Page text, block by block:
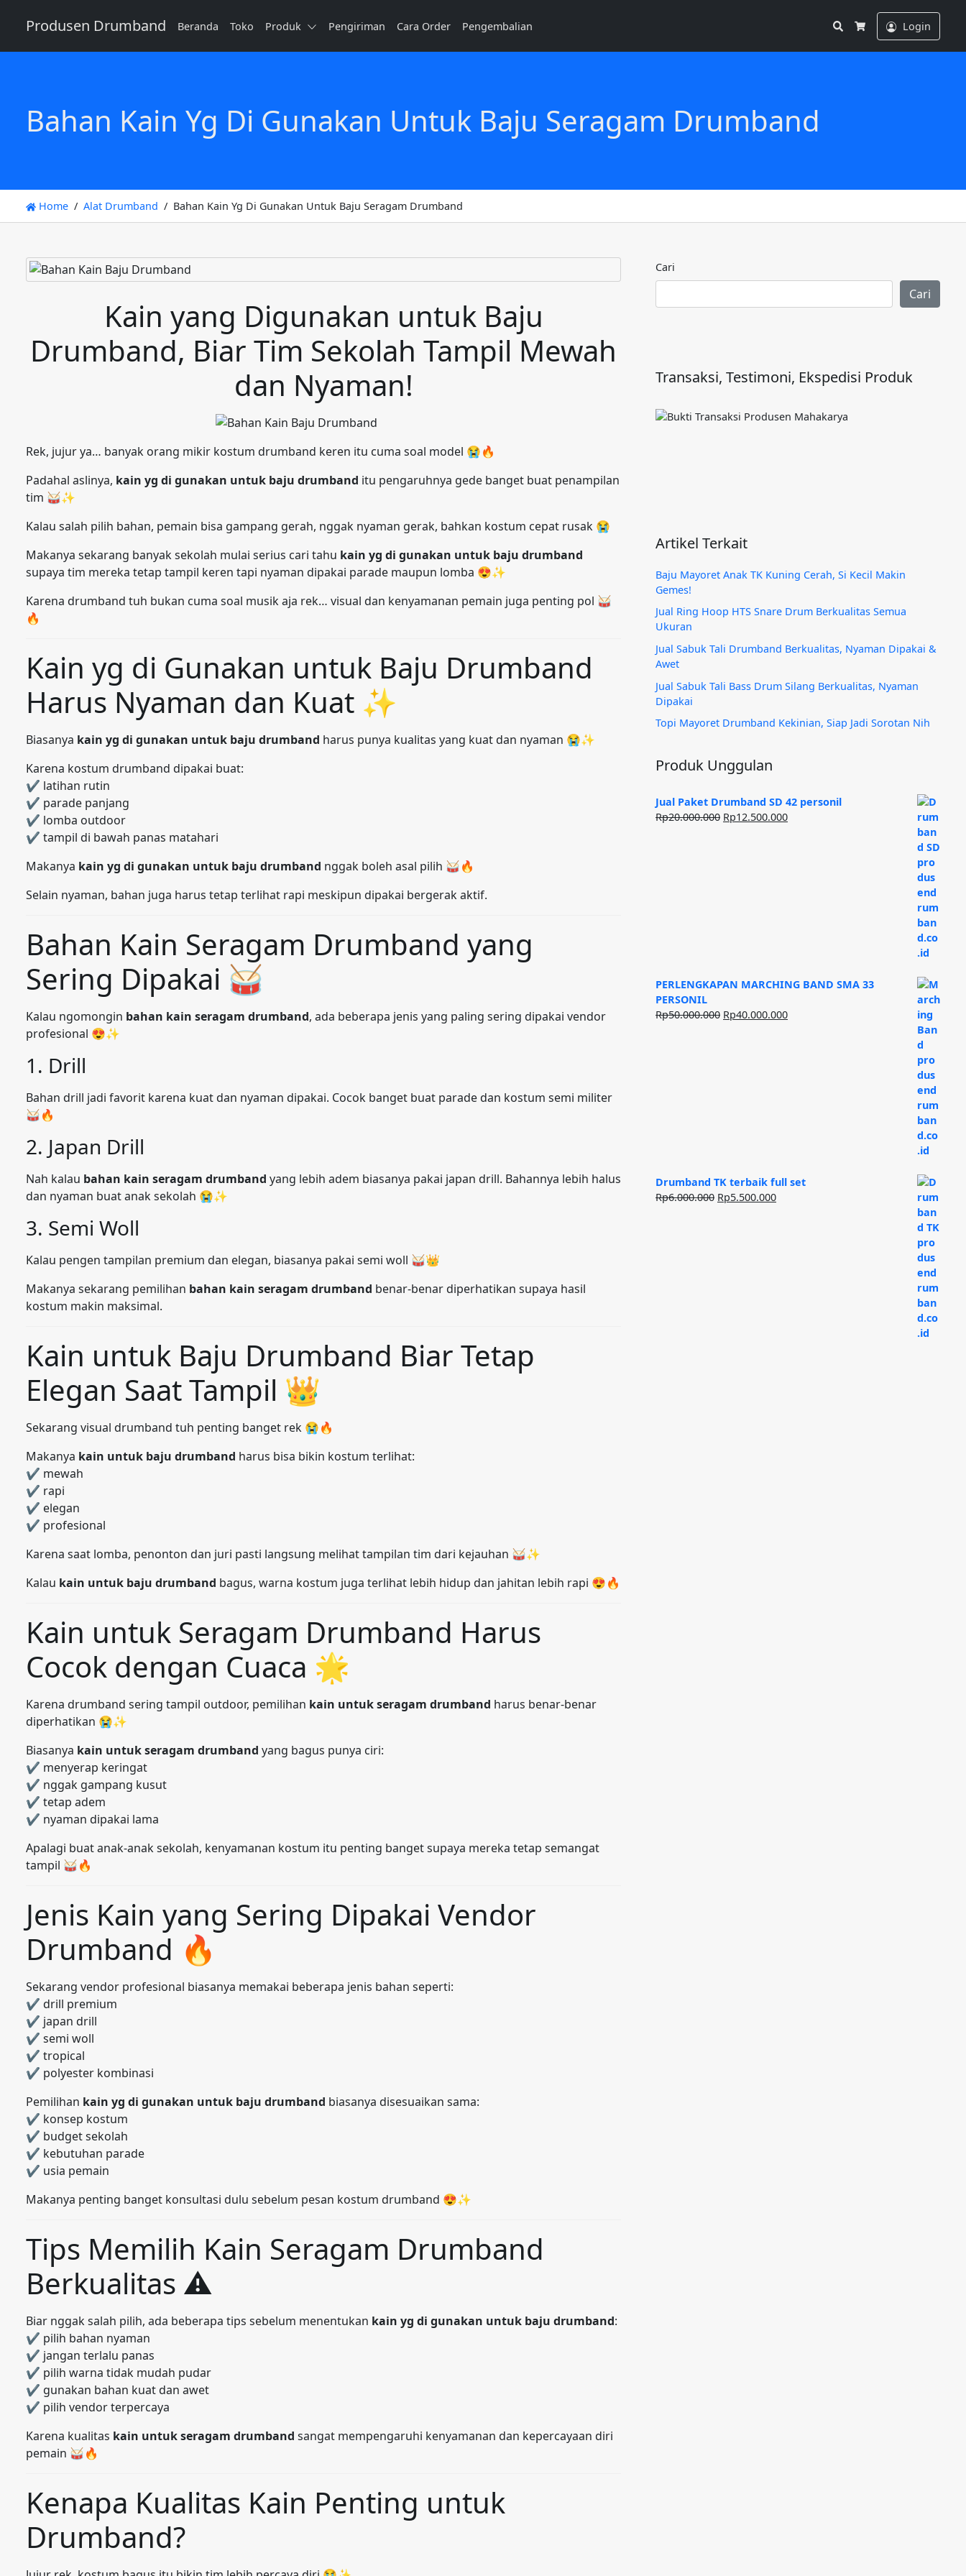
Produsen Drumband Beranda Toko Produk Pengiriman Cara Order Pengembalian
Search
Cart
Login
Bahan Kain Yg Di Gunakan Untuk Baju Seragam Drumband
Home Alat Drumband Bahan Kain Yg Di Gunakan Untuk Baju Seragam Drumband
Kain yang Digunakan untuk Baju
Drumband, Biar Tim Sekolah Tampil Mewah
dan Nyaman!
Rek, jujur ya… banyak orang mikir kostum drumband keren itu cuma soal model 😭🔥
Padahal aslinya, kain yg di gunakan untuk baju drumband itu pengaruhnya gede banget buat penampilan
tim 🥁✨
Kalau salah pilih bahan, pemain bisa gampang gerah, nggak nyaman gerak, bahkan kostum cepat rusak 😭
Makanya sekarang banyak sekolah mulai serius cari tahu kain yg di gunakan untuk baju drumband
supaya tim mereka tetap tampil keren tapi nyaman dipakai parade maupun lomba 😍✨
Karena drumband tuh bukan cuma soal musik aja rek… visual dan kenyamanan pemain juga penting pol 🥁
🔥
Kain yg di Gunakan untuk Baju Drumband
Harus Nyaman dan Kuat ✨
Biasanya kain yg di gunakan untuk baju drumband harus punya kualitas yang kuat dan nyaman 😭✨
Karena kostum drumband dipakai buat:
✔ latihan rutin
✔ parade panjang
✔ lomba outdoor
✔ tampil di bawah panas matahari
Makanya kain yg di gunakan untuk baju drumband nggak boleh asal pilih 🥁🔥
Selain nyaman, bahan juga harus tetap terlihat rapi meskipun dipakai bergerak aktif.
Bahan Kain Seragam Drumband yang
Sering Dipakai 🥁
Kalau ngomongin bahan kain seragam drumband, ada beberapa jenis yang paling sering dipakai vendor
profesional 😍✨
1. Drill
Bahan drill jadi favorit karena kuat dan nyaman dipakai. Cocok banget buat parade dan kostum semi militer
🥁🔥
2. Japan Drill
Nah kalau bahan kain seragam drumband yang lebih adem biasanya pakai japan drill. Bahannya lebih halus
dan nyaman buat anak sekolah 😭✨
3. Semi Woll
Kalau pengen tampilan premium dan elegan, biasanya pakai semi woll 🥁👑
Makanya sekarang pemilihan bahan kain seragam drumband benar-benar diperhatikan supaya hasil
kostum makin maksimal.
Kain untuk Baju Drumband Biar Tetap
Elegan Saat Tampil 👑
Sekarang visual drumband tuh penting banget rek 😭🔥
Makanya kain untuk baju drumband harus bisa bikin kostum terlihat:
✔ mewah
✔ rapi
✔ elegan
✔ profesional
Karena saat lomba, penonton dan juri pasti langsung melihat tampilan tim dari kejauhan 🥁✨
Kalau kain untuk baju drumband bagus, warna kostum juga terlihat lebih hidup dan jahitan lebih rapi 😍🔥
Kain untuk Seragam Drumband Harus
Cocok dengan Cuaca 🌟
Karena drumband sering tampil outdoor, pemilihan kain untuk seragam drumband harus benar-benar
diperhatikan 😭✨
Biasanya kain untuk seragam drumband yang bagus punya ciri:
✔ menyerap keringat
✔ nggak gampang kusut
✔ tetap adem
✔ nyaman dipakai lama
Apalagi buat anak-anak sekolah, kenyamanan kostum itu penting banget supaya mereka tetap semangat
tampil 🥁🔥
Jenis Kain yang Sering Dipakai Vendor
Drumband 🔥
Sekarang vendor profesional biasanya memakai beberapa jenis bahan seperti:
✔ drill premium
✔ japan drill
✔ semi woll
✔ tropical
✔ polyester kombinasi
Pemilihan kain yg di gunakan untuk baju drumband biasanya disesuaikan sama:
✔ konsep kostum
✔ budget sekolah
✔ kebutuhan parade
✔ usia pemain
Makanya penting banget konsultasi dulu sebelum pesan kostum drumband 😍✨
Tips Memilih Kain Seragam Drumband
Berkualitas ⚠️
Biar nggak salah pilih, ada beberapa tips sebelum menentukan kain yg di gunakan untuk baju drumband:
✔ pilih bahan nyaman
✔ jangan terlalu panas
✔ pilih warna tidak mudah pudar
✔ gunakan bahan kuat dan awet
✔ pilih vendor terpercaya
Karena kualitas kain untuk seragam drumband sangat mempengaruhi kenyamanan dan kepercayaan diri
pemain 🥁🔥
Kenapa Kualitas Kain Penting untuk
Drumband?
Cari
Cari
Transaksi, Testimoni, Ekspedisi Produk
Artikel Terkait
Baju Mayoret Anak TK Kuning Cerah, Si Kecil Makin
Gemes!
Jual Ring Hoop HTS Snare Drum Berkualitas Semua
Ukuran
Jual Sabuk Tali Drumband Berkualitas, Nyaman Dipakai &
Awet
Jual Sabuk Tali Bass Drum Silang Berkualitas, Nyaman
Dipakai
Topi Mayoret Drumband Kekinian, Siap Jadi Sorotan Nih
Produk Unggulan
Jual Paket Drumband SD 42 personil
Rp20.000.000 Harga
Rp12.500.000Harga
PERLENGKAPAN MARCHING BAND SMA 33
PERSONIL
Rp50.000.000 Harga
Rp40.000.000Harga
Drumband TK terbaik full set
Rp6.000.000 Harga
Rp5.500.000Harga